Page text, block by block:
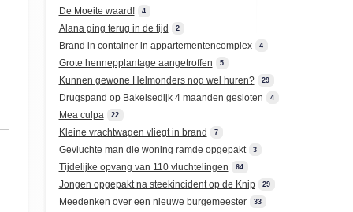
De Moeite waard! 4
Alana ging terug in de tijd 2
Brand in container in appartementencomplex 4
Grote hennepplantage aangetroffen 5
Kunnen gewone Helmonders nog wel huren? 29
Drugspand op Bakelsedijk 4 maanden gesloten 4
Mea culpa 22
Kleine vrachtwagen vliegt in brand 7
Gevluchte man die woning ramde opgepakt 3
Tijdelijke opvang van 110 vluchtelingen 64
Jongen opgepakt na steekincident op de Knip 29
Meedenken over een nieuwe burgemeester 33